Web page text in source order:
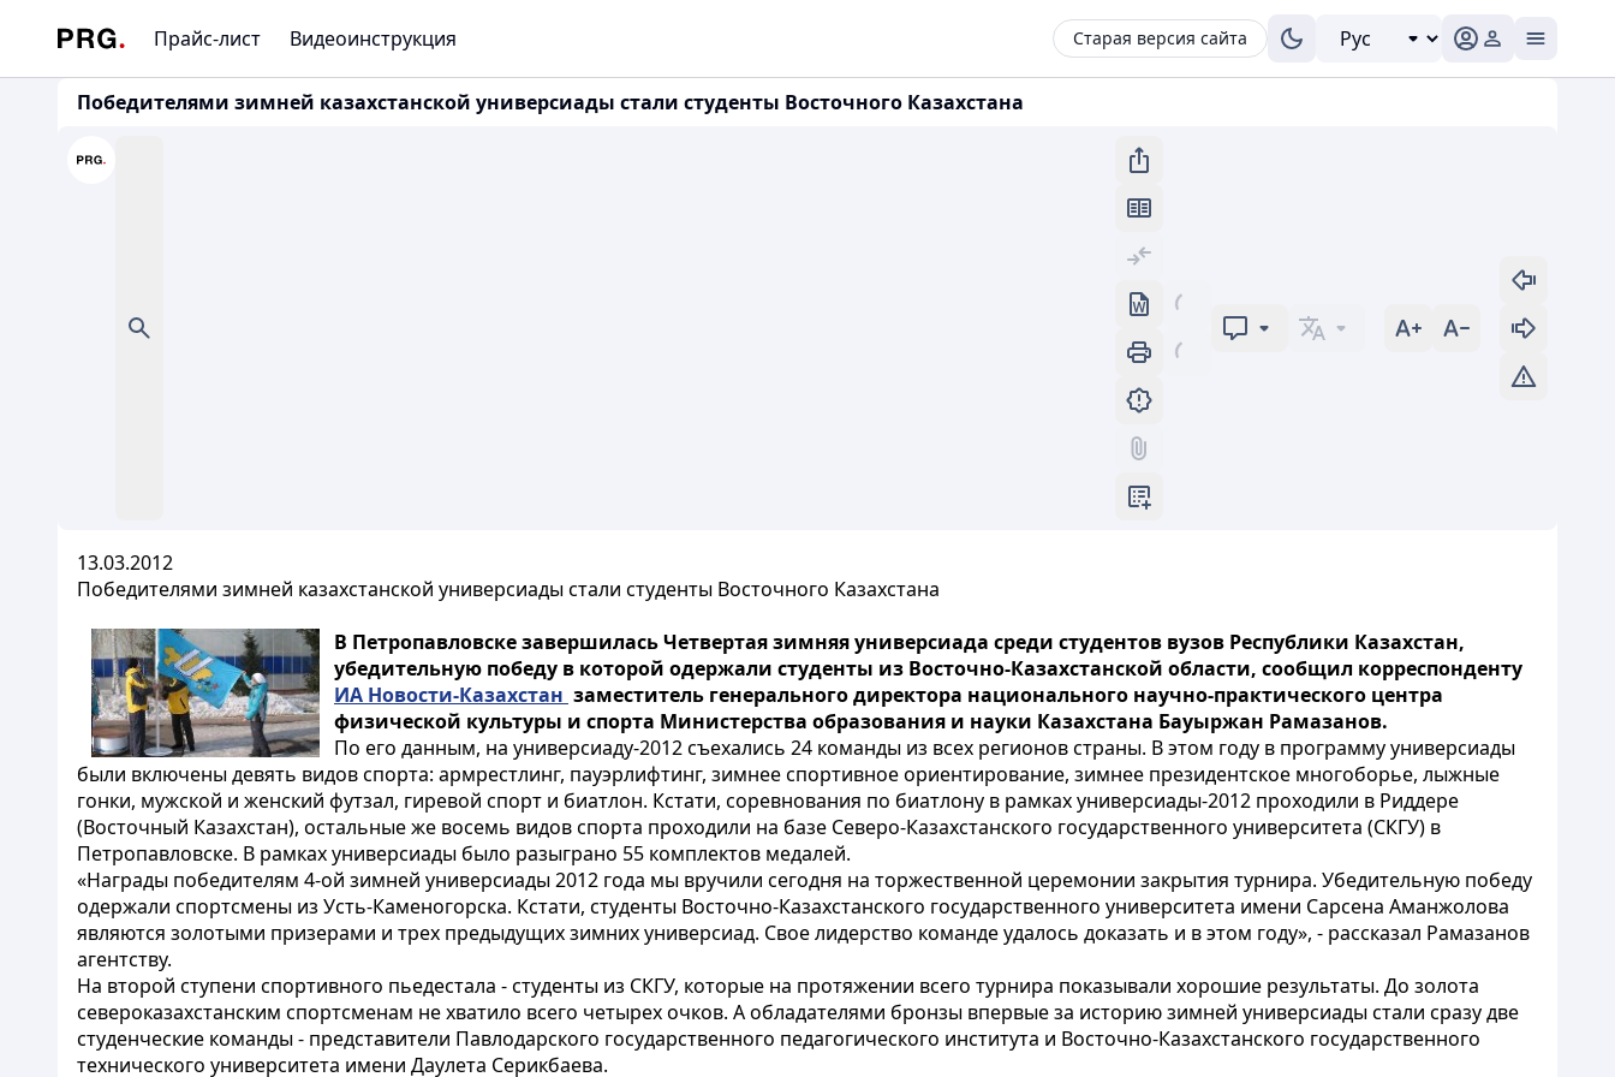
Прайс-лист Видеоинструкция Старая версия сайта
Победителями зимней казахстанской универсиады стали студенты Восточного Казахстана
13.03.2012
Победителями зимней казахстанской универсиады стали студенты Восточного Казахстана
В Петропавловске завершилась Четвертая зимняя универсиада среди студентов вузов Республики Казахстан,
убедительную победу в которой одержали студенты из Восточно-Казахстанской области, сообщил корреспонденту
ИА Новости-Казахстан заместитель генерального директора национального научно-практического центра
физической культуры и спорта Министерства образования и науки Казахстана Бауыржан Рамазанов.
По его данным, на универсиаду-2012 съехались 24 команды из всех регионов страны. В этом году в программу универсиады
были включены девять видов спорта: армрестлинг, пауэрлифтинг, зимнее спортивное ориентирование, зимнее президентское многоборье, лыжные
гонки, мужской и женский футзал, гиревой спорт и биатлон. Кстати, соревнования по биатлону в рамках универсиады-2012 проходили в Риддере
(Восточный Казахстан), остальные же восемь видов спорта проходили на базе Северо-Казахстанского государственного университета (СКГУ) в
Петропавловске. В рамках универсиады было разыграно 55 комплектов медалей.
«Награды победителям 4-ой зимней универсиады 2012 года мы вручили сегодня на торжественной церемонии закрытия турнира. Убедительную победу
одержали спортсмены из Усть-Каменогорска. Кстати, студенты Восточно-Казахстанского государственного университета имени Сарсена Аманжолова
являются золотыми призерами и трех предыдущих зимних универсиад. Свое лидерство команде удалось доказать и в этом году», - рассказал Рамазанов
агентству.
На второй ступени спортивного пьедестала - студенты из СКГУ, которые на протяжении всего турнира показывали хорошие результаты. До золота
североказахстанским спортсменам не хватило всего четырех очков. А обладателями бронзы впервые за историю зимней универсиады стали сразу две
студенческие команды - представители Павлодарского государственного педагогического института и Восточно-Казахстанского государственного
технического университета имени Даулета Серикбаева.